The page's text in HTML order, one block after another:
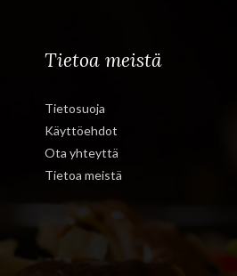
Tietoa meistä
Tietosuoja
Käyttöehdot
Ota yhteyttä
Tietoa meistä